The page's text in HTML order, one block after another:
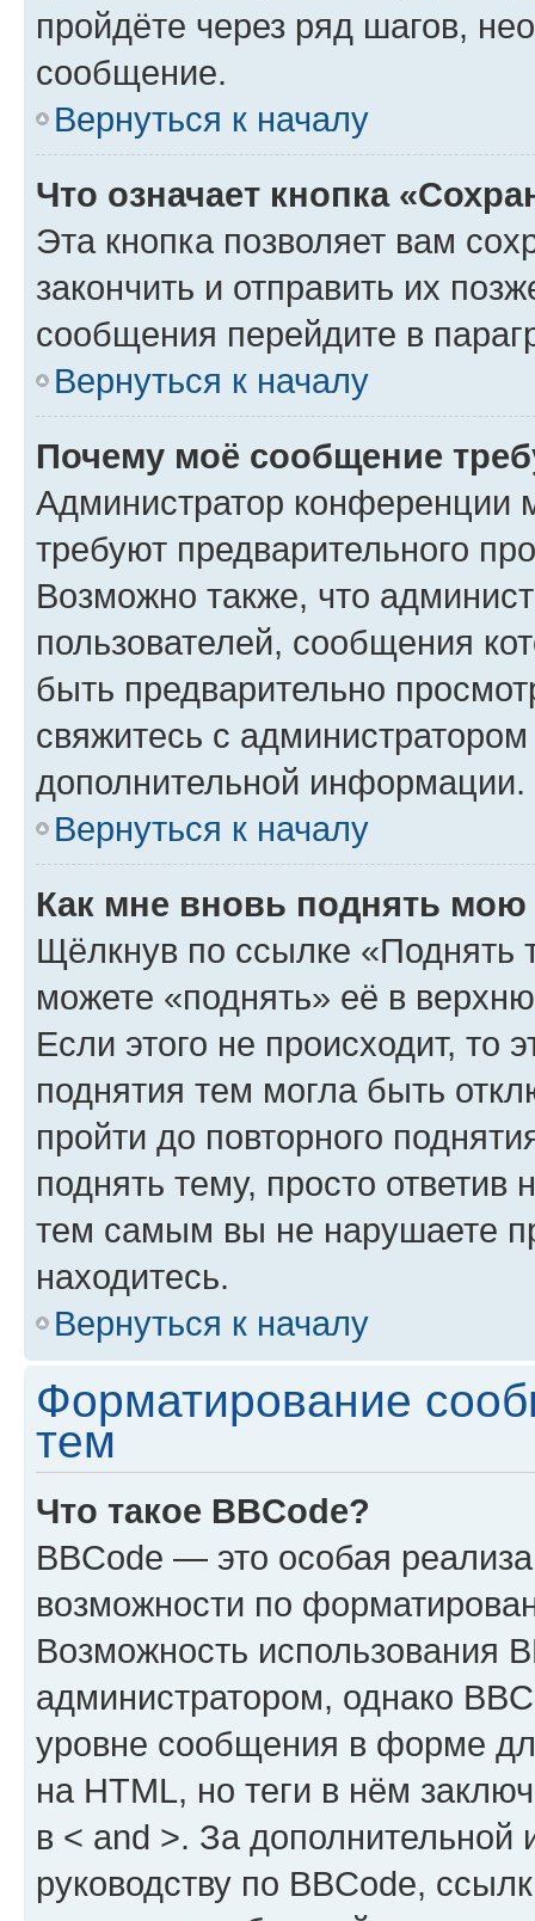
пройдёте через ряд шагов,
сообщение.
Вернуться к началу
Что означает кнопка
Эта кнопка позволяет вам
закончить и отправить их
сообщения перейдите в
Вернуться к началу
Почему моё сообщение
Администратор конференции
требуют предварительного
Возможно также, что
пользователей, сообщения
быть предварительно
свяжитесь с
дополнительной информации.
Вернуться к началу
Как мне вновь поднять мою
Щёлкнув по ссылке «Поднять
можете «поднять» её в
Если этого не происходит, то
поднятия тем могла быть
пройти до повторного
поднять тему, просто ответив
тем самым вы не нарушаете
находитесь.
Вернуться к началу
Форматирование
тем
Что такое BBCode?
BBCode — это особая
возможности по
Возможность использования
администратором, однако
уровне сообщения в форме
на HTML, но теги в нём
в < and >. За
руководству по BBCode,